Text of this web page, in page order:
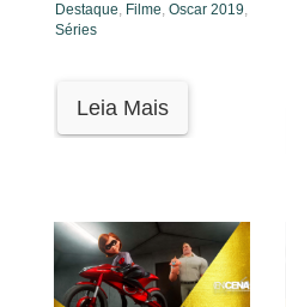
Destaque, Filme, Oscar 2019,
Séries
Leia Mais